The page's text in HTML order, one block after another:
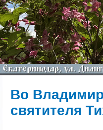
Во
святителя